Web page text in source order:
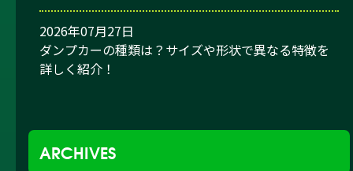
2026年07月27日
ダンプカーの種類は？サイズや形状で異なる特徴を
詳しく紹介！
ARCHIVES